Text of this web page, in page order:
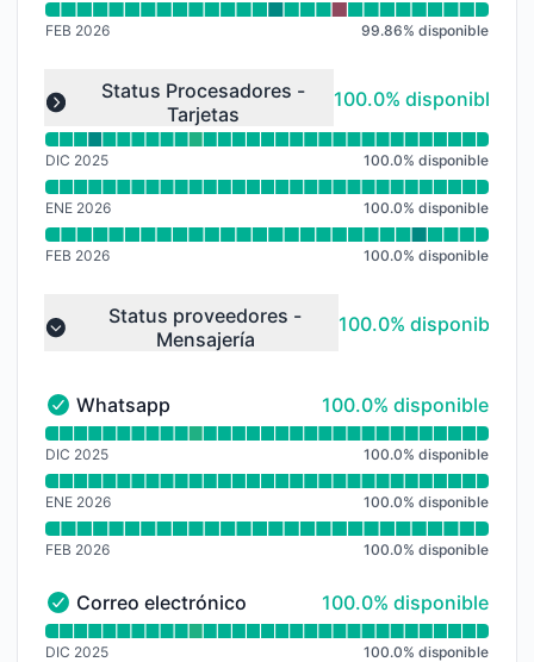
FEB 2026 99.86% disponible
Expand group
Status Procesadores -
Tarjetas
100% - disponible
100.0% disponible
Leer gráfico de tiempo de actividad para undefined
DIC 2025 100.0% disponible
ENE 2026 100.0% disponible
FEB 2026 100.0% disponible
Collapse group
Status proveedores -
Mensajería
100% - disponible
100.0% disponible
Whatsapp - En funcionamiento
Whatsapp 100% - disponible
100.0% disponible
Leer gráfico de tiempo de actividad para Whatsapp
DIC 2025 100.0% disponible
ENE 2026 100.0% disponible
FEB 2026 100.0% disponible
Correo electrónico - En funcionamiento
Correo electrónico 100% - disponible
100.0% disponible
Leer gráfico de tiempo de actividad para Correo
DIC 2025 100.0% disponible